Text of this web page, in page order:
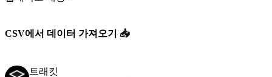
CSV에서 데이터 가져오기 📥
트래킷